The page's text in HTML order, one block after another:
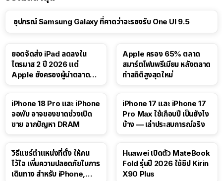
อุปกรณ์ Samsung Galaxy ที่คาดว่าจะรองรับ One UI 9.5
ยอดจัดส่ง iPad ลดลงใน
ไตรมาส 2 ปี 2026 แต่
Apple ยังครองผู้นำตลาด
Apple ครอง 65% ตลาด
สมาร์ตโฟนพรีเมียม หลังตลาด
ทำสถิติสูงสุดใหม่
iPhone 18 Pro และ iPhone
จอพับ อาจของขาดช่วงเปิด
ขาย จากปัญหา DRAM
41:47
iPhone 17 และ iPhone 17
Pro Max ใช้เกือบปี เป็นยังไง
บ้าง — เล่าประสบการณ์จริง
วิธีแชร์ตำแหน่งที่ตั้ง ให้คน
ไว้ใจ เพิ่มความปลอดภัยในการ
เดินทาง สำหรับ iPhone,
Huawei เปิดตัว MateBook
Fold รุ่นปี 2026 ใช้ชิป Kirin
X90 Plus